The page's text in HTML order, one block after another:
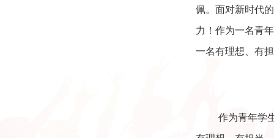
佩。面对新时代
力！作为一名青
一名有理想、有
作为青年学